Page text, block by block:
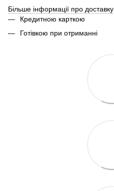
Більше інформації про доставку
Кредитною карткою
Готівкою при отриманні